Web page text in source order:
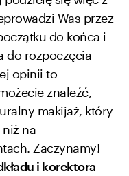
Was przez
do końca i
do rozpoczęcia
opinii to
znaleźć,
makijaż, który
niż na
Zaczynamy!
i korektora